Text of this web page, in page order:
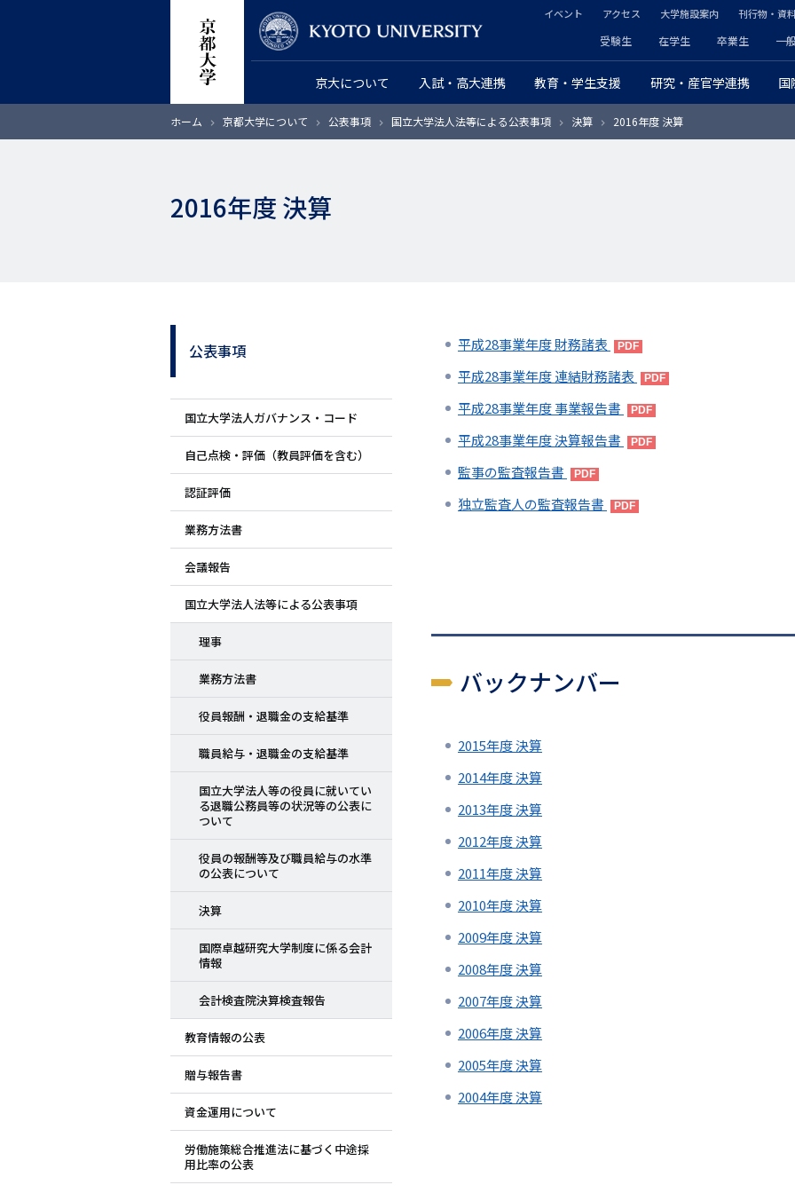
ン
京大について 入試・高大連携 教育・学生支援 研究・産官学連携 国
ヘ
ッ
ダ
リ
ー
リ
ク
受験生 在学生 卒業生 一
ッ
ダ
ー
ー
リ
ン
ク
イベント アクセス 大学施設案内 刊行物・資
ホーム 京都大学について 公表事項 国立大学法人法等による公表事項 決算 2016年度 決算
2016年度 決算
サ
イ
ド
メ
ニ
ュ
ー
公表事項
国立大学法人ガバナンス・コード
自己点検・評価（教員評価を含む）
認証評価
業務方法書
会議報告
国立大学法人法等による公表事項
理事
業務方法書
役員報酬・退職金の支給基準
職員給与・退職金の支給基準
国立大学法人等の役員に就いてい
る退職公務員等の状況等の公表に
ついて
役員の報酬等及び職員給与の水準
の公表について
決算
国際卓越研究大学制度に係る会計
情報
会計検査院決算検査報告
教育情報の公表
贈与報告書
資金運用について
労働施策総合推進法に基づく中途採
用比率の公表
平成28事業年度 財務諸表
平成28事業年度 連結財務諸表
平成28事業年度 事業報告書
平成28事業年度 決算報告書
監事の監査報告書
独立監査人の監査報告書
バックナンバー
2015年度 決算
2014年度 決算
2013年度 決算
2012年度 決算
2011年度 決算
2010年度 決算
2009年度 決算
2008年度 決算
2007年度 決算
2006年度 決算
2005年度 決算
2004年度 決算